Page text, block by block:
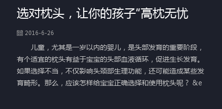
选对枕头，让你的孩子“高枕无忧
2016-6-26
儿童，尤其是一岁以内的婴儿，是头部发育的重要阶段，
有个适宜的枕头有益于宝宝的头部血液循环，促进生长发育。
如果选择不当，不仅影响头颈部生理功能，还可能造成某些发
育畸形。那么，应该怎样给宝宝正确选择和使用枕头呢？ &e